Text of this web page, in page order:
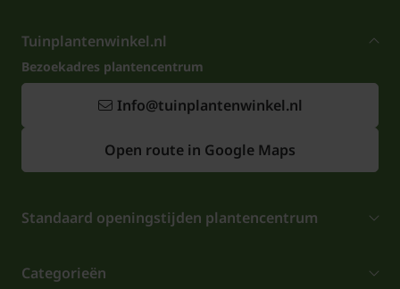
Tuinplantenwinkel.nl
Bezoekadres plantencentrum
Info@tuinplantenwinkel.nl
Open route in Google Maps
Standaard openingstijden plantencentrum
Categorieën